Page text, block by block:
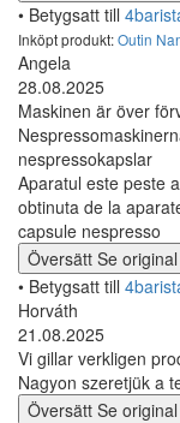
• Betygsatt till
Inköpt produkt:Outin
Angela
28.08.2025
Maskinen är över
nespressokapslar
Aparatul este peste
obtinuta de la
capsule nespresso
Översätt Se original
• Betygsatt till
Horváth
21.08.2025
Vi gillar verkligen
Nagyon szeretjük a
Översätt Se original